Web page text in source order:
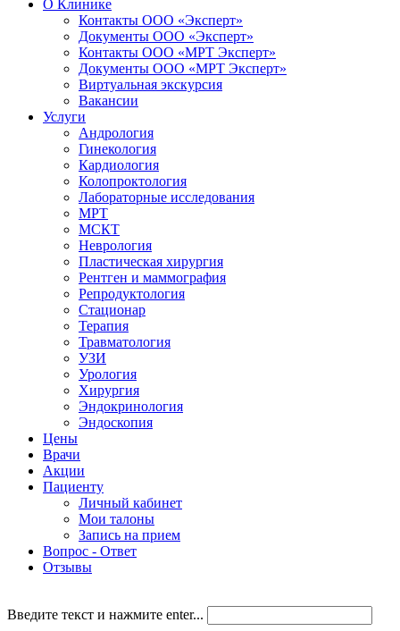
О Клинике
Контакты ООО «Эксперт»
Документы ООО «Эксперт»
Контакты ООО «МРТ Эксперт»
Документы ООО «МРТ Эксперт»
Виртуальная экскурсия
Вакансии
Услуги
Андрология
Гинекология
Кардиология
Колопроктология
Лабораторные исследования
МРТ
МСКТ
Неврология
Пластическая хирургия
Рентген и маммография
Репродуктология
Стационар
Терапия
Травматология
УЗИ
Урология
Хирургия
Эндокринология
Эндоскопия
Цены
Врачи
Акции
Пациенту
Личный кабинет
Мои талоны
Запись на прием
Вопрос - Ответ
Отзывы
Введите текст и нажмите enter...